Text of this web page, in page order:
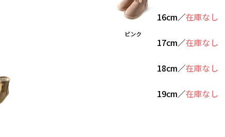
ピンク
16cm／在庫なし
17cm／在庫なし
18cm／在庫なし
19cm／在庫なし